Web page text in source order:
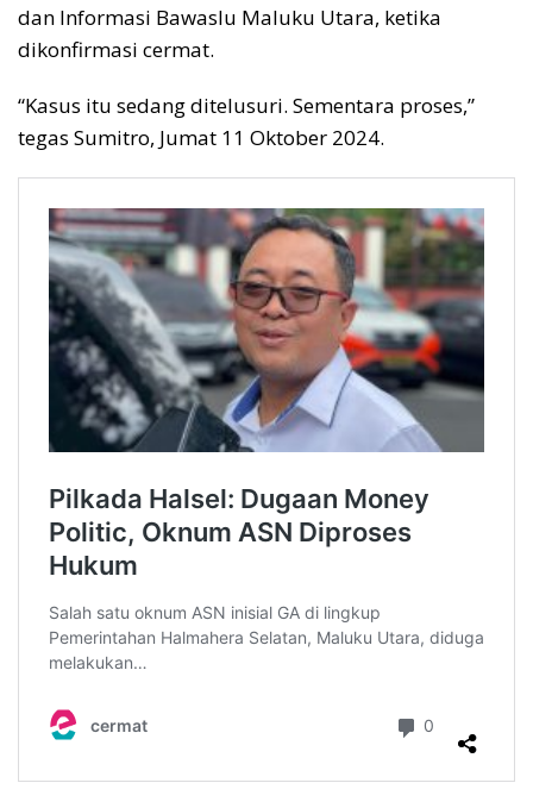
dan Informasi Bawaslu Maluku Utara, ketika
dikonfirmasi cermat.
“Kasus itu sedang ditelusuri. Sementara proses,”
tegas Sumitro, Jumat 11 Oktober 2024.